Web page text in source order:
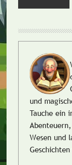
und
Tauche ein
Wesen und